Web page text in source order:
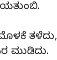
ತಳೆದು,
ಮುಡಿದು.